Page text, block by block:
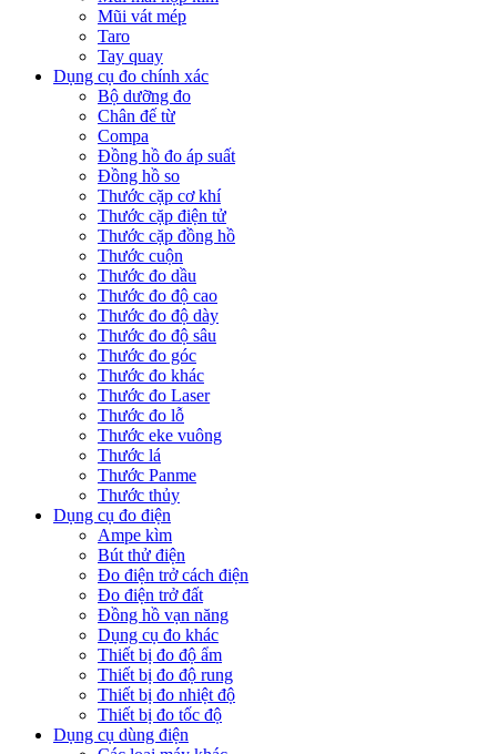
Mũi vát mép
Taro
Tay quay
Dụng cụ đo chính xác
Bộ dưỡng đo
Chân đế từ
Compa
Đồng hồ đo áp suất
Đồng hồ so
Thước cặp cơ khí
Thước cặp điện tử
Thước cặp đồng hồ
Thước cuộn
Thước đo dầu
Thước đo độ cao
Thước đo độ dày
Thước đo độ sâu
Thước đo góc
Thước đo khác
Thước đo Laser
Thước đo lỗ
Thước eke vuông
Thước lá
Thước Panme
Thước thủy
Dụng cụ đo điện
Ampe kìm
Bút thử điện
Đo điện trở cách điện
Đo điện trở đất
Đồng hồ vạn năng
Dụng cụ đo khác
Thiết bị đo độ ẩm
Thiết bị đo độ rung
Thiết bị đo nhiệt độ
Thiết bị đo tốc độ
Dụng cụ dùng điện